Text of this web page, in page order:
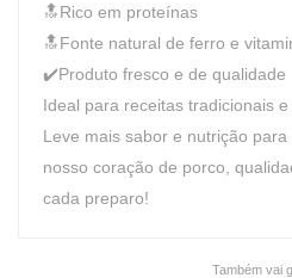
🔝Rico em proteínas
🔝Fonte natural de ferro e
✔️Produto fresco e de qualidade
Ideal para receitas tradicionais
Leve mais sabor e nutrição
nosso coração de porco,
cada preparo!
Também vai